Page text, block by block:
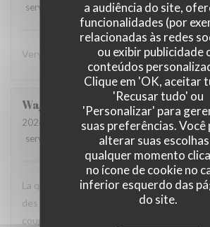
a audiência do site,
funcionalidades (por
relacionadas às redes
ou exibir publicidade
conteúdos
Clique em 'OK, aceitar
'Recusar tudo' ou
'Personalizar' para
suas preferências. Você
alterar suas escolhas
qualquer momento
no ícone de cookie no
inferior esquerdo das
do site.
service
ambience:4/5 menu:5/5
Very superior in every way! Eager to
Wajdi
2026-08-01
- 19:00 - guests 2
service
ambience:5/5 menu:5/5
La qualité du service, l’amabilité de
des plats, la carte des vins, très
couple très agréable.